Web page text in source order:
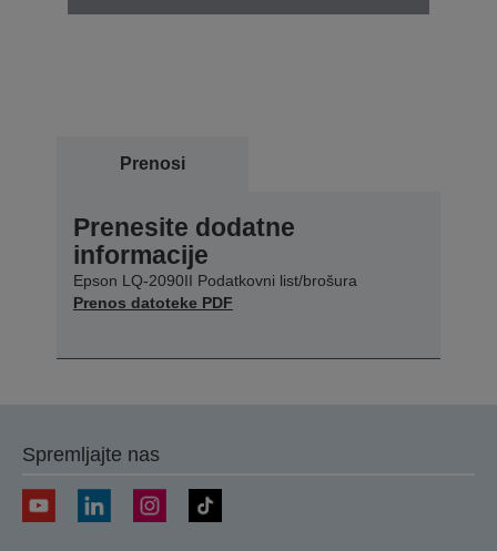
Prenosi
Prenesite dodatne
informacije
Epson LQ-2090II Podatkovni list/brošura
Prenos datoteke PDF
Spremljajte nas